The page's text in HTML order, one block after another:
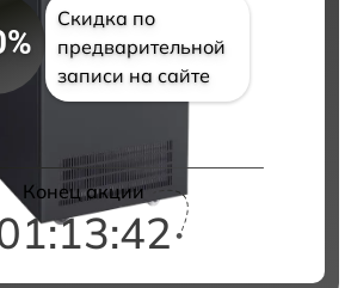
Скидка по
предварительной
записи на сайте
Конец акции